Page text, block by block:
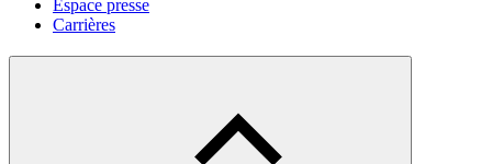
Espace presse
Carrières